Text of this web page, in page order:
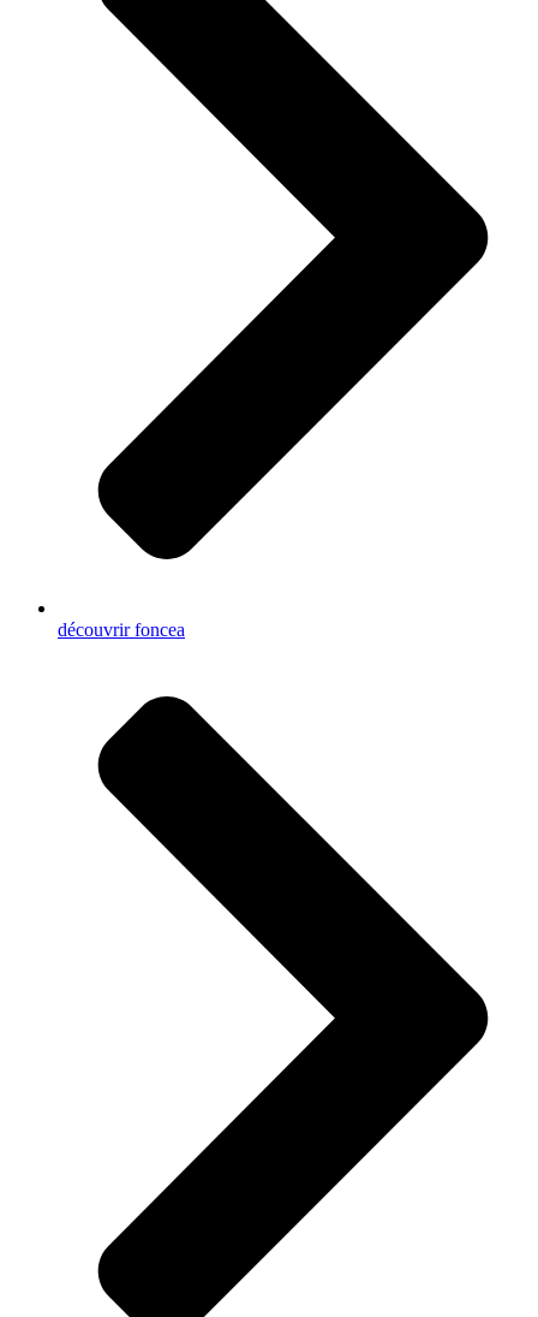
découvrir foncea